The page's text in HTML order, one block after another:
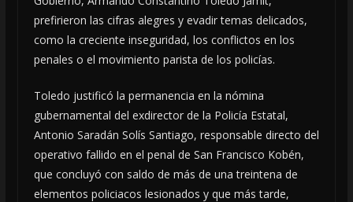
prefirieron las cifras alegres y evadir temas delicados,
como la creciente inseguridad, los conflictos en los
penales o el movimiento parista de los policías.
Toledo justificó la permanencia en la nómina
gubernamental del exdirector de la Policía Estatal,
Antonio Saradán Solís Santiago, responsable directo del
operativo fallido en el penal de San Francisco Kobén,
que concluyó con saldo de más de una treintena de
elementos policiacos lesionados y que más tarde,